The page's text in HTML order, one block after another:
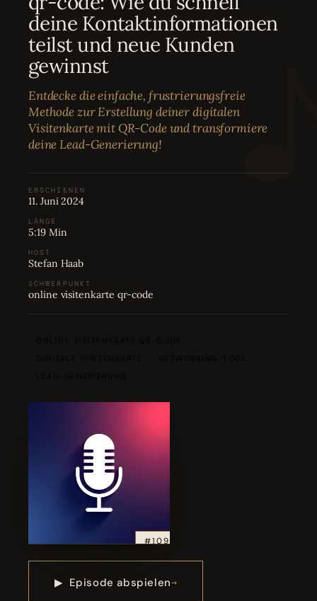
04 Bewertungen
Karriere
06 Partnerprogramm
deine Kontaktinformationen
teilst und neue Kunden
gewinnst
Entdecke die einfache, frustrierungsfreie
Methode zur Erstellung deiner digitalen
Visitenkarte mit QR-Code und transformiere
deine Lead-Generierung!
ERSCHIENEN
11. Juni 2024
LÄNGE
5:19 Min
HOST
Stefan Haab
SCHWERPUNKT
online visitenkarte qr-code
#109
▶ Episode abspielen